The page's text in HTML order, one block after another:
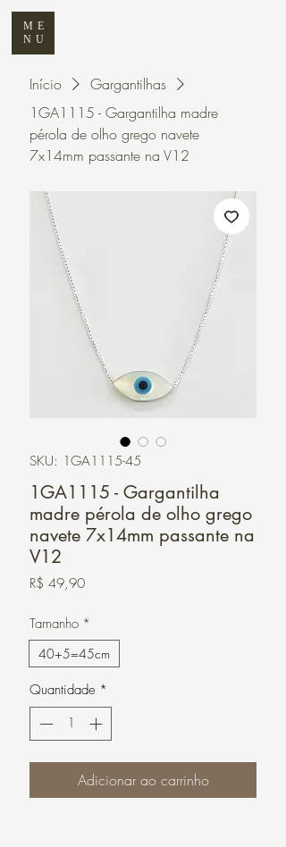
ME
NU
Início
Gargantilhas
1GA1115 - Gargantilha madre
pérola de olho grego navete
7x14mm passante na V12
SKU: 1GA1115-45
1GA1115 - Gargantilha
madre pérola de olho grego
navete 7x14mm passante na
V12
R$ 49,90Preço
Tamanho *
40+5=45cm
Quantidade *
Adicionar ao carrinho